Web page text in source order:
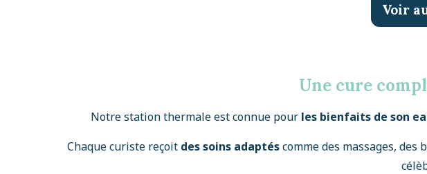
Voir
Une cure
Notre station thermale est connue pour les bienfaits de son
Chaque curiste reçoit des soins adaptéscomme des massages, des